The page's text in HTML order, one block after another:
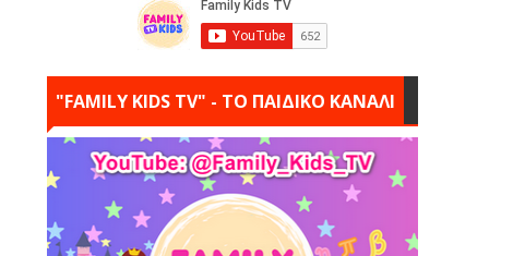
"FAMILY KIDS TV" - ΤΟ ΠΑΙΔΙΚΟ ΚΑΝΑΛΙ